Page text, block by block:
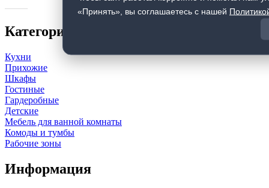
«Принять», вы соглашаетесь с нашей
Категории
Кухни
Прихожие
Шкафы
Гостиные
Гардеробные
Детские
Мебель для ванной комнаты
Комоды и тумбы
Рабочие зоны
Информация